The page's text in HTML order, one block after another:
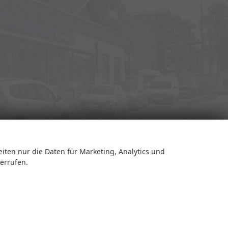
Rufen Sie an
nur die Daten für Marketing, Analytics und